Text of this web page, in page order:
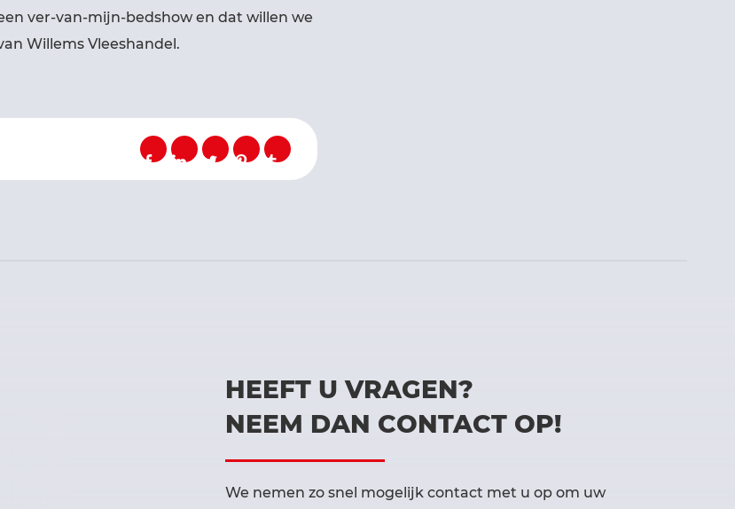
ver-van-mijn-bedshow en dat willen we
Willems Vleeshandel.
HEEFT U VRAGEN?
NEEM DAN CONTACT OP!
We nemen zo snel mogelijk contact met u op om uw